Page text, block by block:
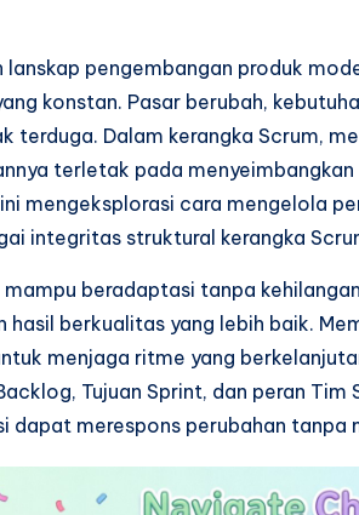
lanskap pengembangan produk
konstan. Pasar berubah,
terduga. Dalam kerangka Scrum,
terletak pada
ini mengeksplorasi cara mengelola
integritas struktural kerangka
mampu beradaptasi tanpa
hasil berkualitas yang lebih baik.
menjaga ritme yang
Tujuan Sprint, dan peran
dapat merespons perubahan tanpa